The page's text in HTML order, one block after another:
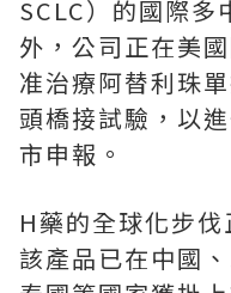
SCLC）的國際
外，公司正在美
准治療阿替利珠
頭橋接試驗，以
市申報。
H藥的全球化步伐
該產品已在中國